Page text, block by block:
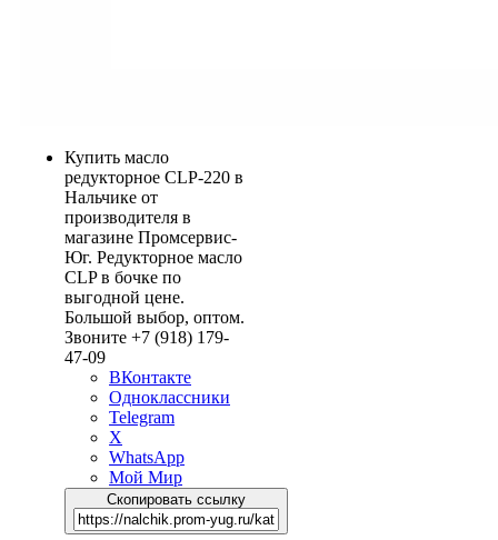
Купить масло
редукторное CLP-220 в
Нальчике от
производителя в
магазине Промсервис-
Юг. Редукторное масло
CLP в бочке по
выгодной цене.
Большой выбор, оптом.
Звоните +7 (918) 179-
47-09
ВКонтакте
Одноклассники
Telegram
X
WhatsApp
Мой Мир
Скопировать ссылку